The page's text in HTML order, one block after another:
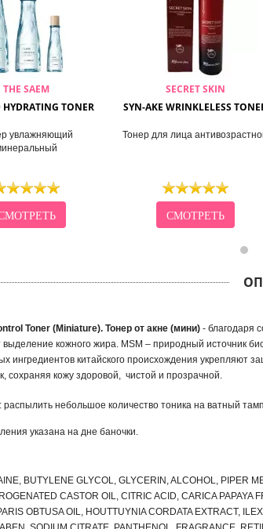
THE SAEM
HYDRATING TONER
увлажняющий
SECRET SKIN
SYN-AKE WRINKLELESS
Тонер для лица
СМОТРЕТЬ
Toner (Miniature). Тонер от акне (мини) - благодаря
кожного жира. MSM – природный источник
ингредиентов китайского происхождения
сохраняя кожу здоровой, чистой и прозрачной.
небольшое количество тоника на ватный
указана на дне баночки.
BUTYLENE GLYCOL, GLYCERIN, ALCOHOL, PIPER
CASTOR OIL, CITRIC ACID, CARICA PAPAYA
OBTUSA OIL, HOUTTUYNIA CORDATA EXTRACT,